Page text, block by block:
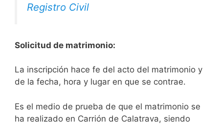
Registro Civil
Solicitud de matrimonio:
La inscripción hace fe del acto del matrimonio y
de la fecha, hora y lugar en que se contrae.
Es el medio de prueba de que el matrimonio se
ha realizado en Carrión de Calatrava, siendo